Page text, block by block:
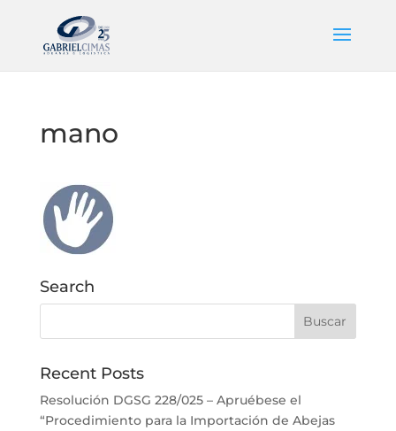
mano
Search
Recent Posts
Resolución DGSG 228/025 – Apruébese el
“Procedimiento para la Importación de Abejas